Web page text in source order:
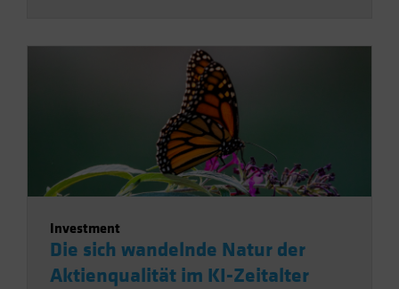
Investment
Die sich wandelnde Natur der
Aktienqualität im KI-Zeitalter